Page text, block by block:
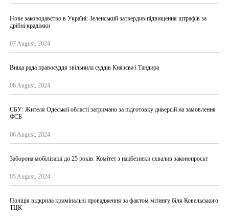
Нове законодавство в Україні: Зеленський затвердив підвищення штрафів за
дрібні крадіжки
07 August, 2024
Вища рада правосуддя звільнила суддів Князєва і Тандира
06 August, 2024
СБУ: Жителя Одеської області затримано за підготовку диверсій на замовлення
ФСБ
06 August, 2024
Заборона мобілізації до 25 років: Комітет з нацбезпеки схвалив законопроєкт
05 August, 2024
Поліція відкрила кримінальні провадження за фактом мітингу біля Ковельського
ТЦК